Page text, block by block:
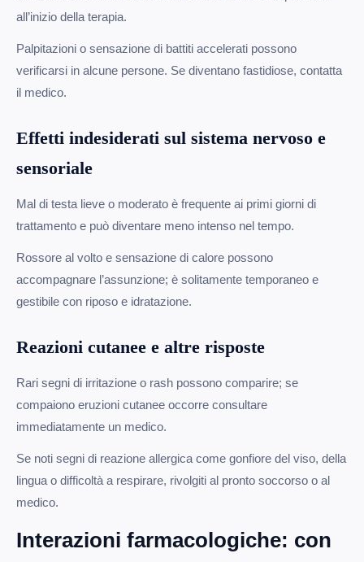
all’inizio della terapia.
Palpitazioni o sensazione di battiti accelerati possono
verificarsi in alcune persone. Se diventano fastidiose, contatta
il medico.
Effetti indesiderati sul sistema nervoso e
sensoriale
Mal di testa lieve o moderato è frequente ai primi giorni di
trattamento e può diventare meno intenso nel tempo.
Rossore al volto e sensazione di calore possono
accompagnare l’assunzione; è solitamente temporaneo e
gestibile con riposo e idratazione.
Reazioni cutanee e altre risposte
Rari segni di irritazione o rash possono comparire; se
compaiono eruzioni cutanee occorre consultare
immediatamente un medico.
Se noti segni di reazione allergica come gonfiore del viso, della
lingua o difficoltà a respirare, rivolgiti al pronto soccorso o al
medico.
Interazioni farmacologiche: con